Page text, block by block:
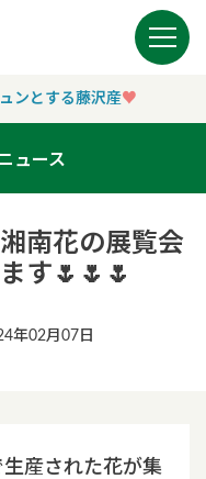
ンとする藤沢産♥︎
ュース
南花の展覧会
す🌷🌷🌷
年02月07日
産された花が集